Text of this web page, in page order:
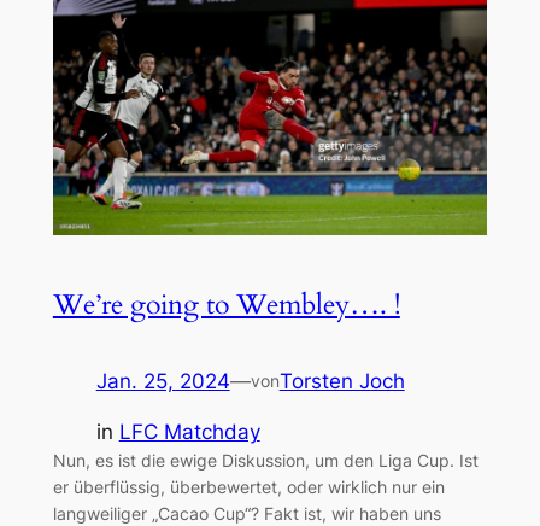
We’re going to Wembley…. !
Jan. 25, 2024—vonTorsten Joch
in LFC Matchday
Nun, es ist die ewige Diskussion, um den Liga Cup. Ist
er überflüssig, überbewertet, oder wirklich nur ein
langweiliger „Cacao Cup“? Fakt ist, wir haben uns